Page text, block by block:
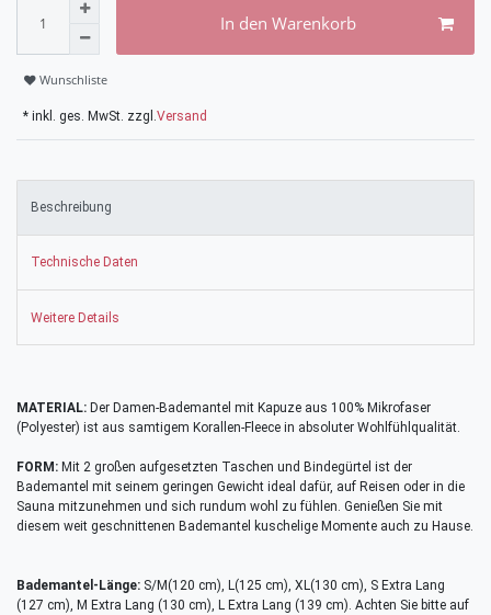
In den Warenkorb
Wunschliste
* inkl. ges. MwSt. zzgl. Versand
Beschreibung
Technische Daten
Weitere Details
MATERIAL: Der Damen-Bademantel mit Kapuze aus 100% Mikrofaser
(Polyester) ist aus samtigem Korallen-Fleece in absoluter Wohlfühlqualität.
FORM: Mit 2 großen aufgesetzten Taschen und Bindegürtel ist der
Bademantel mit seinem geringen Gewicht ideal dafür, auf Reisen oder in die
Sauna mitzunehmen und sich rundum wohl zu fühlen. Genießen Sie mit
diesem weit geschnittenen Bademantel kuschelige Momente auch zu Hause.
Bademantel-Länge: S/M(120 cm), L(125 cm), XL(130 cm), S Extra Lang
(127 cm), M Extra Lang (130 cm), L Extra Lang (139 cm). Achten Sie bitte auf